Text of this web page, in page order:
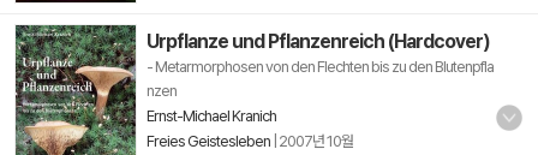
Urpflanze und Pflanzenreich (Hardcover)
- Metarmorphosen von den Flechten bis zu den Blutenpfla
nzen
Ernst-Michael Kranich
Freies Geistesleben 2007년 10월